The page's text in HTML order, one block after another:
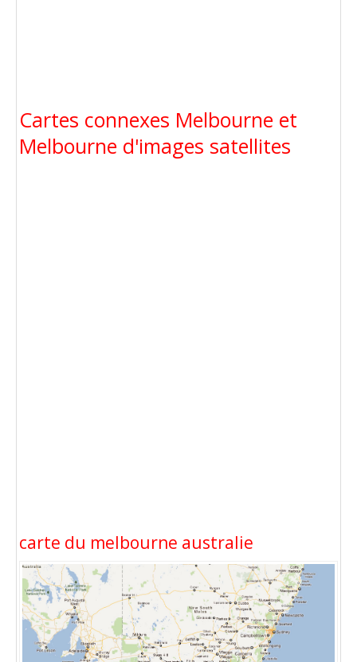
Cartes connexes Melbourne et
Melbourne d'images satellites
carte du melbourne australie